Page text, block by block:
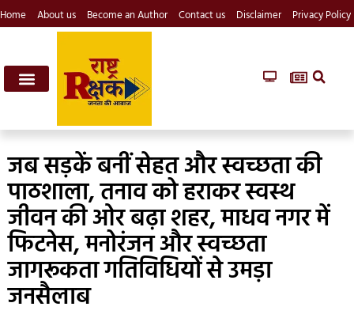
Home About us Become an Author Contact us Disclaimer Privacy Policy
जब सड़कें बनीं सेहत और स्वच्छता की
पाठशाला, तनाव को हराकर स्वस्थ
जीवन की ओर बढ़ा शहर, माधव नगर में
फिटनेस, मनोरंजन और स्वच्छता
जागरूकता गतिविधियों से उमड़ा
जनसैलाब